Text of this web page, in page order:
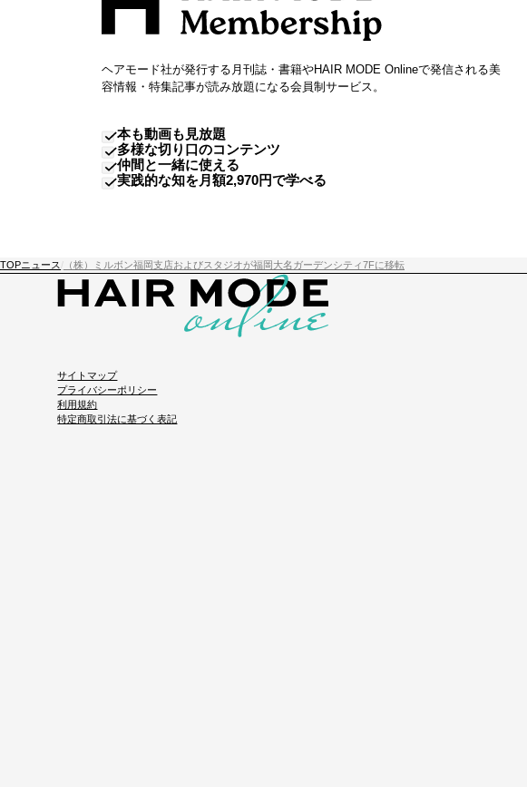
ヘアモード社が発行する月刊誌・書籍やHAIR MODE Onlineで発信される美
容情報・特集記事が読み放題になる会員制サービス。
本も動画も見放題
多様な切り口のコンテンツ
仲間と一緒に使える
実践的な知を月額2,970円で学べる
TOPニュース （株）ミルボン福岡支店およびスタジオが福岡大名ガーデンシティ7Fに移転
サイトマップ
プライバシーポリシー
利用規約
特定商取引法に基づく表記